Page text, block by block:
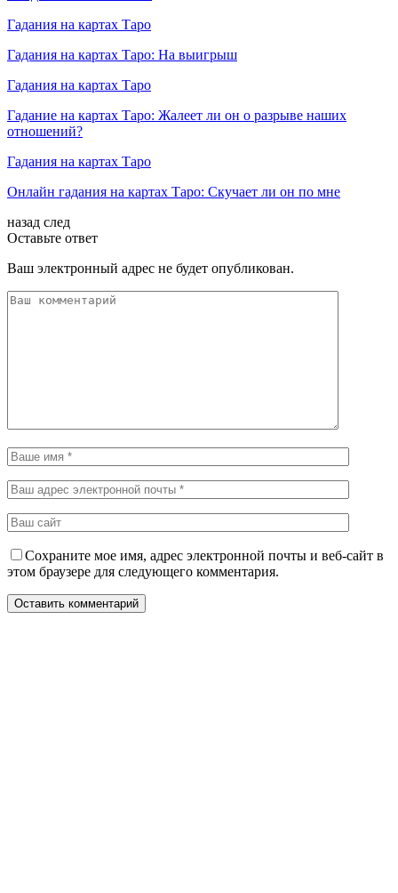
Гадания на картах Таро
Гадания на картах Таро: На выигрыш
Гадания на картах Таро
Гадание на картах Таро: Жалеет ли он о разрыве наших
отношений?
Гадания на картах Таро
Онлайн гадания на картах Таро: Скучает ли он по мне
назад след
Оставьте ответ
Ваш электронный адрес не будет опубликован.
Сохраните мое имя, адрес электронной почты и веб-сайт в
этом браузере для следующего комментария.